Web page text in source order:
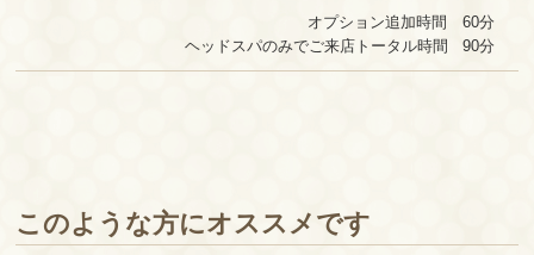
オプション追加時間 60分
ヘッドスパのみでご来店トータル時間 90分
このような方にオススメです